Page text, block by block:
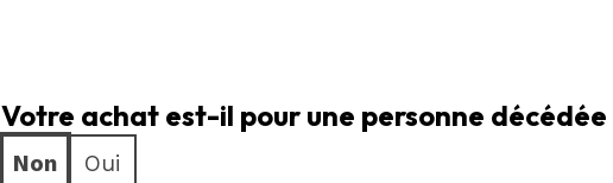
mois
Votre achat est-il pour une personne décédée
Non Oui